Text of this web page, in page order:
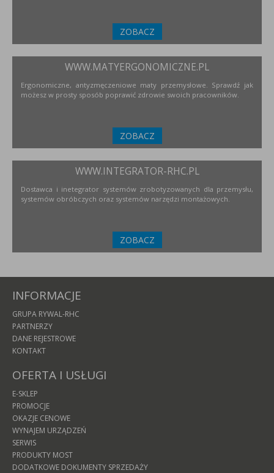
ZOBACZ
WWW.MATYERGONOMICZNE.PL
Ergonomiczne, antyzmęczeniowe maty przemysłowe. Sprawdź jak
możesz w prosty sposób poprawić zdrowie swoich pracowników.
ZOBACZ
WWW.INTEGRATOR-RHC.PL
Dostawca i inetegrator systemów zrobotyzowanych dla przemysłu,
systemów obróbczych oraz systemów narzędzi montażowych.
ZOBACZ
INFORMACJE
GRUPA RYWAL-RHC
PARTNERZY
DANE REJESTROWE
KONTAKT
OFERTA I USŁUGI
E-SKLEP
PROMOCJE
OKAZJE CENOWE
WYNAJEM URZĄDZEŃ
SERWIS
PRODUKTY MOST
DODATKOWE DOKUMENTY SPRZEDAŻY